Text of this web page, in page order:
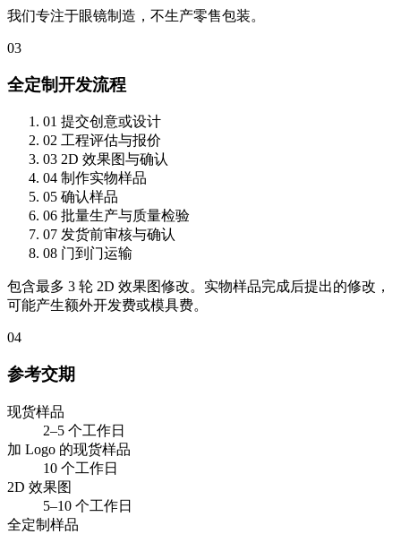
我们专注于眼镜制造，不生产零售包装。
03
全定制开发流程
01 提交创意或设计
02 工程评估与报价
03 2D 效果图与确认
04 制作实物样品
05 确认样品
06 批量生产与质量检验
07 发货前审核与确认
08 门到门运输
包含最多 3 轮 2D 效果图修改。实物样品完成后提出的修改，
可能产生额外开发费或模具费。
04
参考交期
现货样品
2–5 个工作日
加 Logo 的现货样品
10 个工作日
2D 效果图
5–10 个工作日
全定制样品